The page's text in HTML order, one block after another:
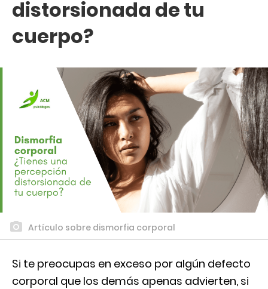
distorsionada de tu
cuerpo?
Artículo sobre dismorfia corporal
Si te preocupas en exceso por algún defecto
corporal que los demás apenas advierten, si